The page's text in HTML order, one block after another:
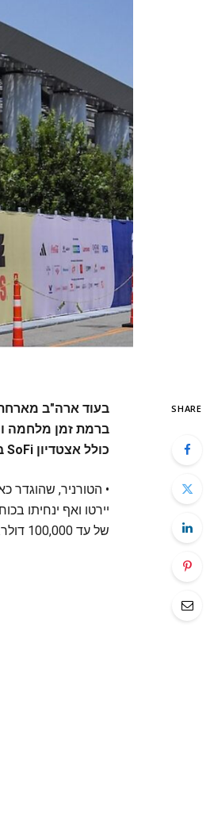
SHARE
בעוד ארה"ב מארחת
ברמת זמן מלחמה
כולל אצטדיון SoFi באינגלווד.
יירטו ואף ינחיתו
של עד 100,000 דולר.